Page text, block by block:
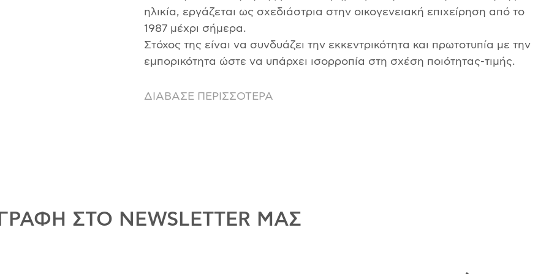
ηλικία, εργάζεται ως σχεδιάστρια στην οικογενειακή επιχείρηση από το
1987 μέχρι σήμερα.
Στόχος της είναι να συνδυάζει την εκκεντρικότητα και πρωτοτυπία με την
εμπορικότητα ώστε να υπάρχει ισορροπία στη σχέση ποιότητας-τιμής.
ΔΙΑΒΑΣΕ ΠΕΡΙΣΣΟΤΕΡΑ
ΣΤΟ NEWSLETTER ΜΑΣ